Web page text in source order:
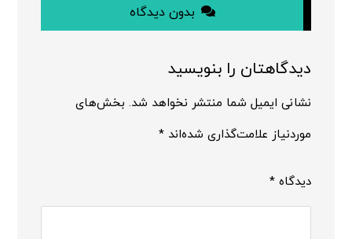
بدون دیدگاه
دیدگاهتان را بنویسید
نشانی ایمیل شما منتشر نخواهد شد. بخش‌های
موردنیاز علامت‌گذاری شده‌اند*
دیدگاه*